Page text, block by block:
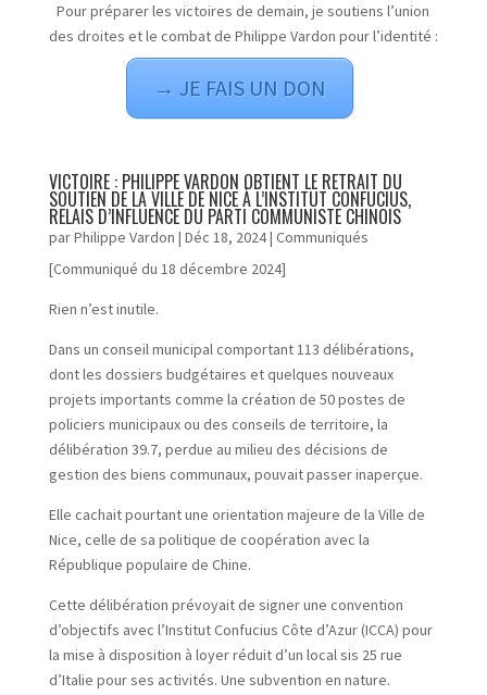
Pour préparer les victoires de demain, je soutiens l’union
des droites et le combat de Philippe Vardon pour l’identité :
→ JE FAIS UN DON
VICTOIRE : PHILIPPE VARDON OBTIENT LE RETRAIT DU
SOUTIEN DE LA VILLE DE NICE À L’INSTITUT CONFUCIUS,
RELAIS D’INFLUENCE DU PARTI COMMUNISTE CHINOIS
parPhilippe Vardon | Déc 18, 2024| Communiqués
[Communiqué du 18 décembre 2024]
Rien n’est inutile.
Dans un conseil municipal comportant 113 délibérations,
dont les dossiers budgétaires et quelques nouveaux
projets importants comme la création de 50 postes de
policiers municipaux ou des conseils de territoire, la
délibération 39.7, perdue au milieu des décisions de
gestion des biens communaux, pouvait passer inaperçue.
Elle cachait pourtant une orientation majeure de la Ville de
Nice, celle de sa politique de coopération avec la
République populaire de Chine.
Cette délibération prévoyait de signer une convention
d’objectifs avec l’Institut Confucius Côte d’Azur (ICCA) pour
la mise à disposition à loyer réduit d’un local sis 25 rue
d’Italie pour ses activités. Une subvention en nature.